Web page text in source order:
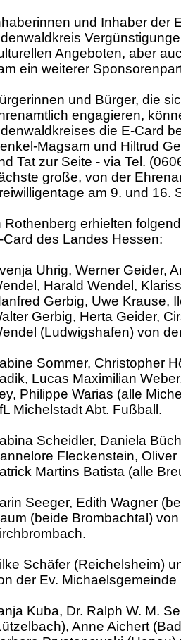
und Inhaber der
Angeboten, aber
ein weiterer
und Bürger, die
engagieren,
die E-Card
Magsam und Hiltrud
Tat zur Seite - via Tel.
große, von der
am 9. und 16.
Rothenberg erhielten
Card des Landes Hessen:
Uhrig, Werner Geider,
Harald Wendel,
Gerbig, Uwe Krause,
Gerbig, Herta Geider,
(Ludwigshafen) von
Sommer, Christopher
Lucas Maximilian
Philippe Warias (alle
Michelstadt Abt. Fußball.
Scheidler, Daniela
Fleckenstein,
Martins Batista (alle
Seeger, Edith Wagner
(beide Brombachtal)
Schäfer (Reichelsheim)
der Ev.
Kuba, Dr. Ralph W. M.
Anne Aichert